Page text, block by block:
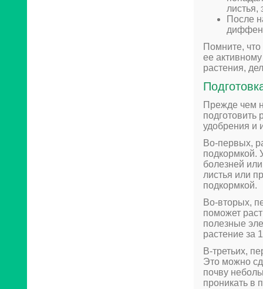
листья,
После
Помните,
ее
растения,
Прежде чем
подготовить
удобрения и
Во-первых,
подкормкой.
болезней
листья или
подкормкой.
Во-вторых,
поможет
полезные
растение за
В-третьих,
Это можно
почву
проникать в